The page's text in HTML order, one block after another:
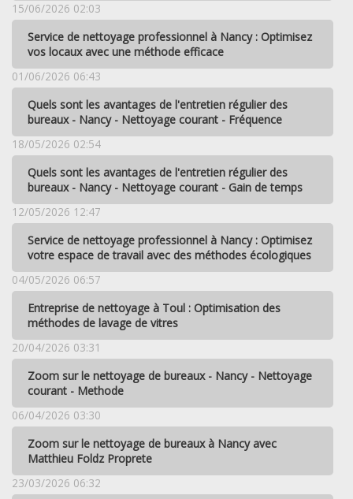
15/06/2026 02:03
Service de nettoyage professionnel à Nancy : Optimisez
vos locaux avec une méthode efficace
01/06/2026 06:43
Quels sont les avantages de l'entretien régulier des
bureaux - Nancy - Nettoyage courant - Fréquence
18/05/2026 02:54
Quels sont les avantages de l'entretien régulier des
bureaux - Nancy - Nettoyage courant - Gain de temps
12/05/2026 12:47
Service de nettoyage professionnel à Nancy : Optimisez
votre espace de travail avec des méthodes écologiques
04/05/2026 06:57
Entreprise de nettoyage à Toul : Optimisation des
méthodes de lavage de vitres
20/04/2026 03:31
Zoom sur le nettoyage de bureaux - Nancy - Nettoyage
courant - Methode
06/04/2026 03:30
Zoom sur le nettoyage de bureaux à Nancy avec
Matthieu Foldz Proprete
23/03/2026 06:32